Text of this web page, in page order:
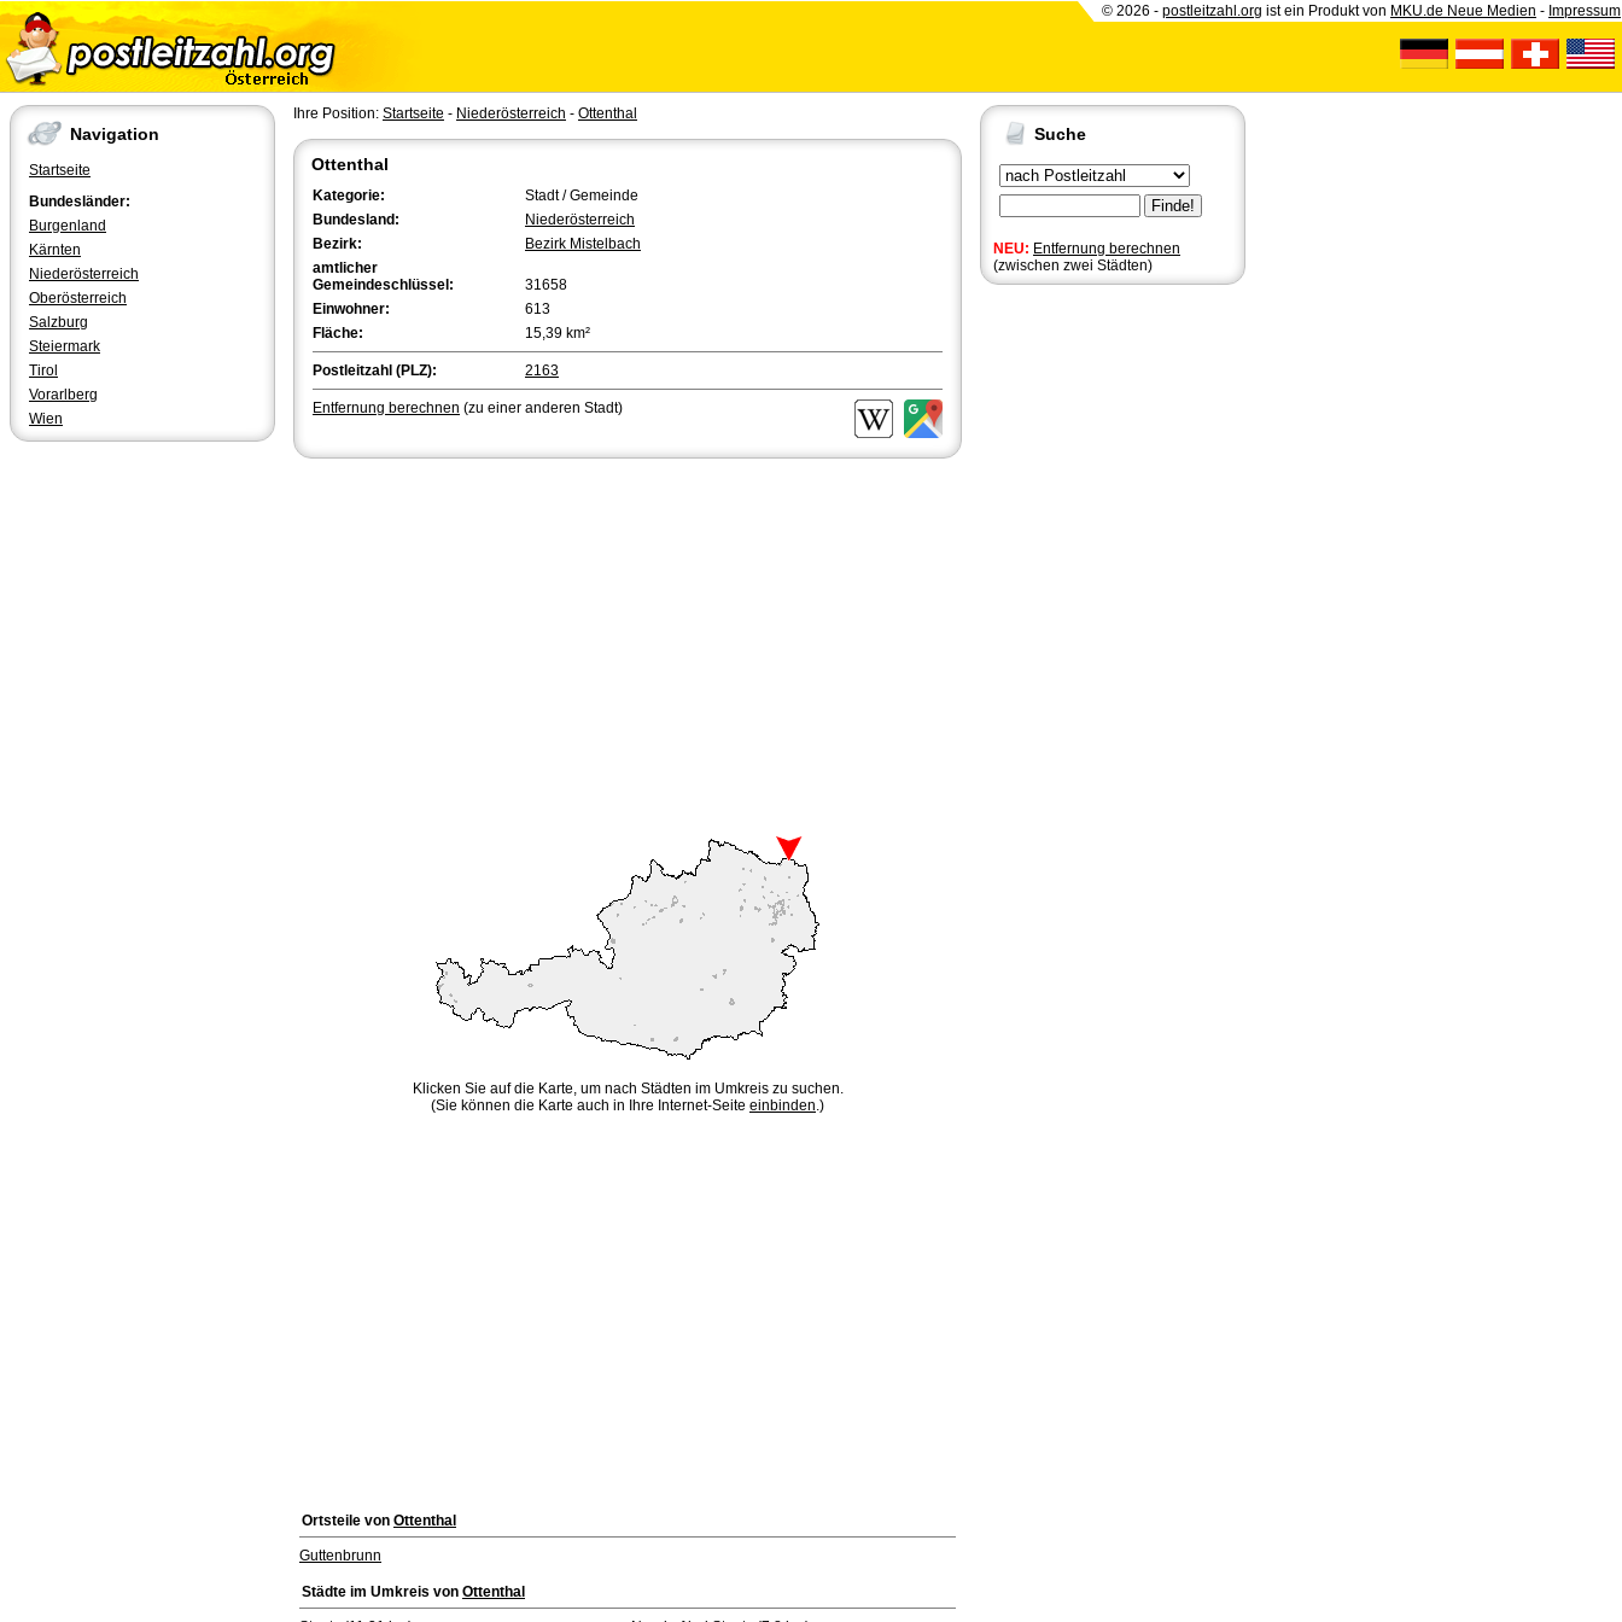
© 2026 - postleitzahl.org ist ein Produkt von MKU.de Neue Medien - Impressum
Navigation
Startseite
Bundesländer:
Burgenland
Kärnten
Niederösterreich
Oberösterreich
Salzburg
Steiermark
Tirol
Vorarlberg
Wien
Suche
NEU: Entfernung berechnen
(zwischen zwei Städten)
Ihre Position: Startseite - Niederösterreich - Ottenthal
Ottenthal
Kategorie:
Stadt / Gemeinde
Bundesland:
Niederösterreich
Bezirk:
Bezirk Mistelbach
amtlicher
Gemeindeschlüssel:
31658
Einwohner:
613
Fläche:
15,39 km²
Postleitzahl (PLZ): 2163
Entfernung berechnen (zu einer anderen Stadt)
Klicken Sie auf die Karte, um nach Städten im Umkreis zu suchen.
(Sie können die Karte auch in Ihre Internet-Seite einbinden.)
Ortsteile von Ottenthal
Guttenbrunn
Städte im Umkreis von Ottenthal